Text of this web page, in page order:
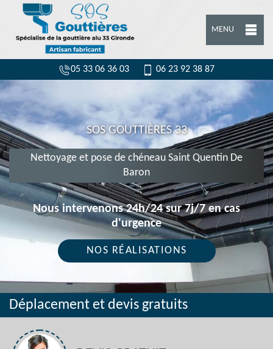
MENU
05 33 06 36 03 06 23 92 38 87
SOS GOUTTIÈRES 33
Nettoyage et pose de chéneau Saint Quentin De
Baron
Nous intervenons 24h/24 sur 7j/7 en cas
d'urgence
NOS RÉALISATIONS
Déplacement et devis gratuits